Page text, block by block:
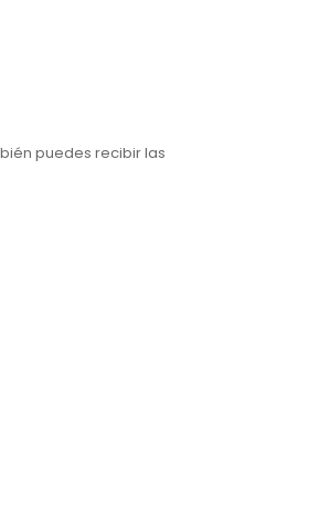
puedes recibir las